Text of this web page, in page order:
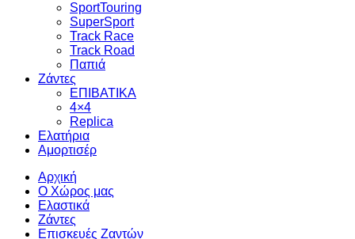
SportTouring
SuperSport
Track Race
Track Road
Παπιά
Ζάντες
ΕΠΙΒΑΤΙΚΑ
4×4
Replica
Ελατήρια
Αμορτισέρ
Αρχική
Ο Χώρος μας
Ελαστικά
Ζάντες
Επισκευές Ζαντών